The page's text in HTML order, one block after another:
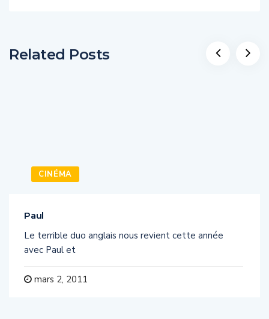
Related Posts
CINÉMA
Paul
Le terrible duo anglais nous revient cette année
avec Paul et
mars 2, 2011